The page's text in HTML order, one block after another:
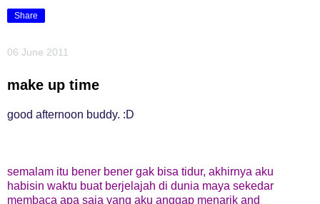
Share
06 June 2011
make up time
good afternoon buddy. :D
semalam itu bener bener gak bisa tidur, akhirnya aku
habisin waktu buat berjelajah di dunia maya sekedar
membaca apa saja yang aku anggap menarik and